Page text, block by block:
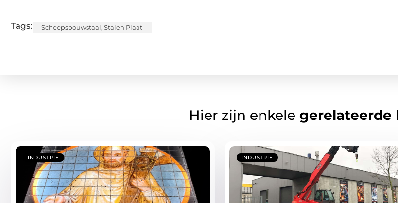
Tags: Scheepsbouwstaal, Stalen Plaat
Hier zijn enkele gerelateerde
INDUSTRIE INDUSTRIE